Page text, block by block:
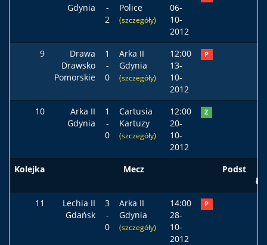
Gdynia
-
2
Police
(szczegóły)
06-
10-
2012
9
Drawa
Drawsko
Pomorskie
1
-
0
Arka II
Gdynia
(szczegóły)
12:00
13-
10-
2012
P
10
Arka II
Gdynia
1
-
0
Cartusia
Kartuzy
(szczegóły)
12:00
20-
10-
2012
Z
Kolejka Mecz Podst
11
Lechia II
Gdańsk
3
-
0
Arka II
Gdynia
(szczegóły)
14:00
28-
10-
2012
P